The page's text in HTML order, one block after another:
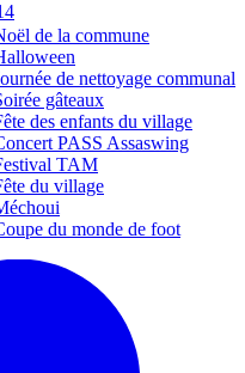
de la commune
de nettoyage communal
gâteaux
des enfants du village
PASS Assaswing
TAM
du village
du monde de foot